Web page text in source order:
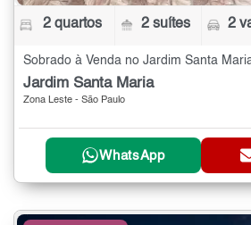
2 quartos 2 suítes 2
Sobrado à Venda no Jardim Santa
Jardim Santa Maria
Zona Leste - São Paulo
WhatsApp